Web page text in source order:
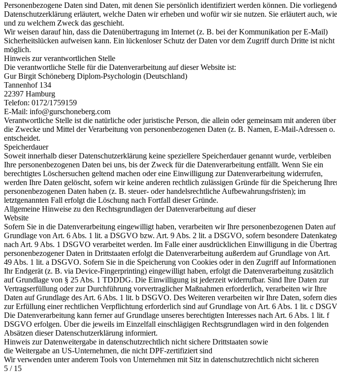
Personenbezogene Daten sind Daten, mit denen Sie persönlich identifiziert werden können. Die
Datenschutzerklärung erläutert, welche Daten wir erheben und wofür wir sie nutzen. Sie erläutert auch, wie
und zu welchem Zweck das geschieht.
Wir weisen darauf hin, dass die Datenübertragung im Internet (z. B. bei der Kommunikation per E-Mail)
Sicherheitslücken aufweisen kann. Ein lückenloser Schutz der Daten vor dem Zugriff durch Dritte ist nicht
möglich.
Hinweis zur verantwortlichen Stelle
Die verantwortliche Stelle für die Datenverarbeitung auf dieser Website ist:
Gur Birgit Schöneberg Diplom-Psychologin (Deutschland)
Tannenhof 134
22397 Hamburg
Telefon: 0172/1759159
E-Mail: info@gurschoneberg.com
Verantwortliche Stelle ist die natürliche oder juristische Person, die allein oder gemeinsam mit anderen über
die Zwecke und Mittel der Verarbeitung von personenbezogenen Daten (z. B. Namen, E-Mail-Adressen
entscheidet.
Speicherdauer
Soweit innerhalb dieser Datenschutzerklärung keine speziellere Speicherdauer genannt wurde, verbleiben
Ihre personenbezogenen Daten bei uns, bis der Zweck für die Datenverarbeitung entfällt. Wenn Sie ein
berechtigtes Löschersuchen geltend machen oder eine Einwilligung zur Datenverarbeitung widerrufen,
werden Ihre Daten gelöscht, sofern wir keine anderen rechtlich zulässigen Gründe für die Speicherung
personenbezogenen Daten haben (z. B. steuer- oder handelsrechtliche Aufbewahrungsfristen); im
letztgenannten Fall erfolgt die Löschung nach Fortfall dieser Gründe.
Allgemeine Hinweise zu den Rechtsgrundlagen der Datenverarbeitung auf dieser
Website
Sofern Sie in die Datenverarbeitung eingewilligt haben, verarbeiten wir Ihre personenbezogenen Daten auf
Grundlage von Art. 6 Abs. 1 lit. a DSGVO bzw. Art. 9 Abs. 2 lit. a DSGVO, sofern besondere
nach Art. 9 Abs. 1 DSGVO verarbeitet werden. Im Falle einer ausdrücklichen Einwilligung in die
personenbezogener Daten in Drittstaaten erfolgt die Datenverarbeitung außerdem auf Grundlage von Art.
49 Abs. 1 lit. a DSGVO. Sofern Sie in die Speicherung von Cookies oder in den Zugriff auf
Ihr Endgerät (z. B. via Device-Fingerprinting) eingewilligt haben, erfolgt die Datenverarbeitung zusätzlich
auf Grundlage von § 25 Abs. 1 TDDDG. Die Einwilligung ist jederzeit widerrufbar. Sind Ihre Daten zur
Vertragserfüllung oder zur Durchführung vorvertraglicher Maßnahmen erforderlich, verarbeiten wir Ihre
Daten auf Grundlage des Art. 6 Abs. 1 lit. b DSGVO. Des Weiteren verarbeiten wir Ihre Daten, sofern
zur Erfüllung einer rechtlichen Verpflichtung erforderlich sind auf Grundlage von Art. 6 Abs. 1 lit. c
Die Datenverarbeitung kann ferner auf Grundlage unseres berechtigten Interesses nach Art. 6 Abs. 1 lit. f
DSGVO erfolgen. Über die jeweils im Einzelfall einschlägigen Rechtsgrundlagen wird in den folgenden
Absätzen dieser Datenschutzerklärung informiert.
Hinweis zur Datenweitergabe in datenschutzrechtlich nicht sichere Drittstaaten sowie
die Weitergabe an US-Unternehmen, die nicht DPF-zertifiziert sind
Wir verwenden unter anderem Tools von Unternehmen mit Sitz in datenschutzrechtlich nicht sicheren
5 / 15